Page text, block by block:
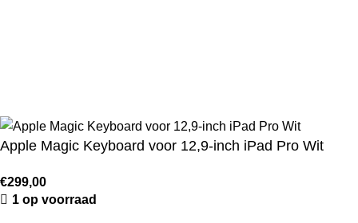
Apple Magic Keyboard voor 12,9‑inch iPad Pro Wit
€299,00
1 op voorraad